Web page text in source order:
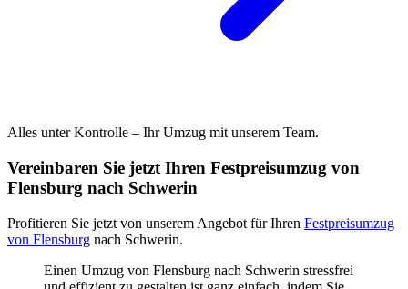
Alles unter Kontrolle – Ihr Umzug mit unserem Team.
Vereinbaren Sie jetzt Ihren Festpreisumzug von
Flensburg nach Schwerin
Profitieren Sie jetzt von unserem Angebot für Ihren Festpreisumzug
von Flensburg nach Schwerin.
Einen Umzug von Flensburg nach Schwerin stressfrei